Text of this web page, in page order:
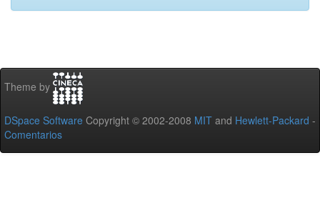
Theme by
DSpace Software Copyright © 2002-2008 MIT and Hewlett-Packard -
Comentarios